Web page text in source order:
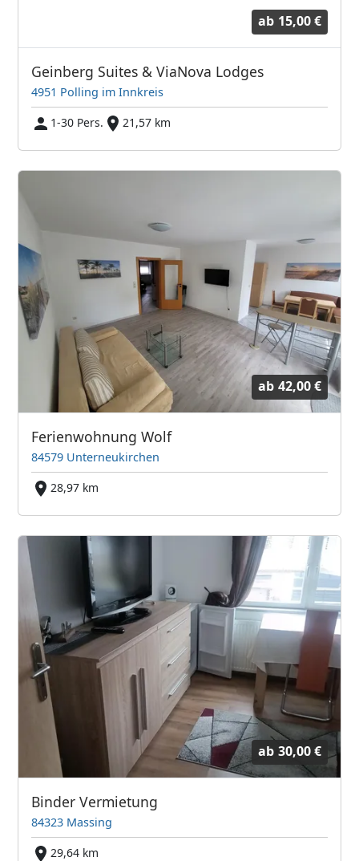
ab 15,00 €
Geinberg Suites & ViaNova Lodges
4951 Polling im Innkreis
1-30 Pers.
21,57 km
ab 42,00 €
Ferienwohnung Wolf
84579 Unterneukirchen
28,97 km
ab 30,00 €
Binder Vermietung
84323 Massing
29,64 km